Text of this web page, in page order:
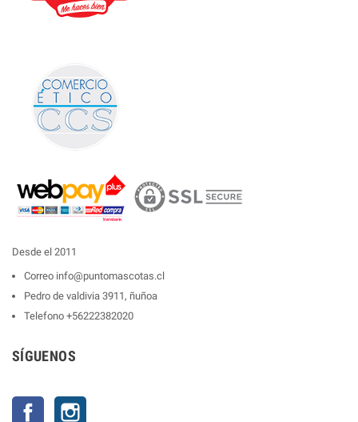
Desde el 2011
Correo info@puntomascotas.cl
Pedro de valdivia 3911, ñuñoa
Telefono +56222382020
SÍGUENOS
Facebook